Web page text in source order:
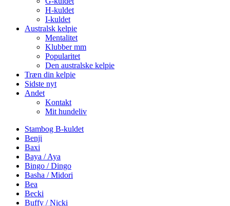
H-kuldet
I-kuldet
Australsk kelpie
Mentalitet
Klubber mm
Popularitet
Den australske kelpie
Træn din kelpie
Sidste nyt
Andet
Kontakt
Mit hundeliv
Stambog B-kuldet
Benji
Baxi
Baya / Aya
Bingo / Dingo
Basha / Midori
Bea
Becki
Buffy / Nicki